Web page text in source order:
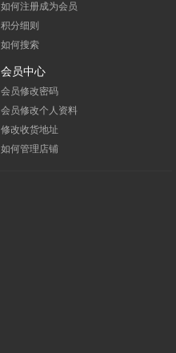
如何注册成为会员
积分细则
如何搜索
会员中心
会员修改密码
会员修改个人资料
修改收货地址
如何管理店铺